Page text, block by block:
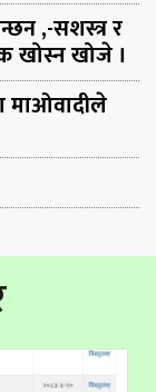
,-सशस्त्र र
खोस्न खोजे ।
माओवादीले